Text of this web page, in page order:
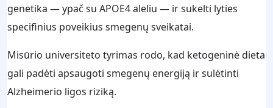
genetika — ypač su APOE4 aleliu — ir sukelti lyties
specifinius poveikius smegenų sveikatai.
Misūrio universiteto tyrimas rodo, kad ketogeninė dieta
gali padėti apsaugoti smegenų energiją ir sulėtinti
Alzheimerio ligos riziką.